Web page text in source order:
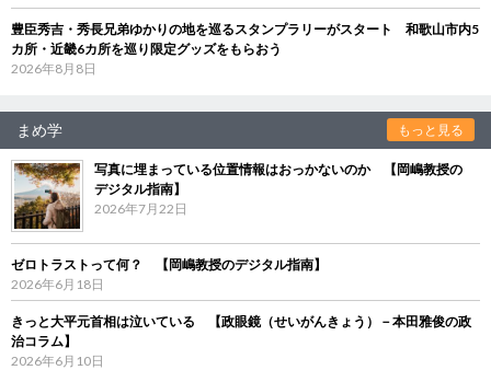
豊臣秀吉・秀長兄弟ゆかりの地を巡るスタンプラリーがスタート 和歌山市内5
カ所・近畿6カ所を巡り限定グッズをもらおう
2026年8月8日
まめ学 もっと見る
写真に埋まっている位置情報はおっかないのか 【岡嶋教授の
デジタル指南】
2026年7月22日
ゼロトラストって何？ 【岡嶋教授のデジタル指南】
2026年6月18日
きっと大平元首相は泣いている 【政眼鏡（せいがんきょう）－本田雅俊の政
治コラム】
2026年6月10日